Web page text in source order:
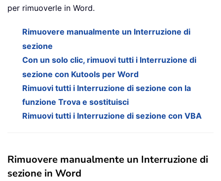
per rimuoverle in Word.
Rimuovere manualmente un Interruzione di
sezione
Con un solo clic, rimuovi tutti i Interruzione di
sezione con Kutools per Word
Rimuovi tutti i Interruzione di sezione con la
funzione Trova e sostituisci
Rimuovi tutti i Interruzione di sezione con VBA
Rimuovere manualmente un Interruzione di
sezione in Word